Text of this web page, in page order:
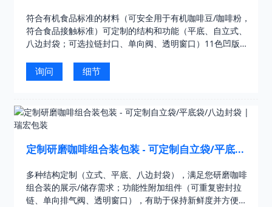
符合有机食品标准的材料（可安全用于有机咖啡豆/咖啡粉，
符合食品接触标准）可定制的结构和功能（平底、自立式、
八边封袋；可选拉链封口、单向阀、透明窗口）11色凹版印
询问 细节
定制研磨咖啡组合装包装 - 可定制自立袋/平底袋/
多种结构定制（立式、平底、八边封袋），满足您研磨咖啡
组合装的展示/储存需求；功能性附加组件（可重复密封拉
链、单向排气阀、透明窗口），有助于保持新鲜度并方便用